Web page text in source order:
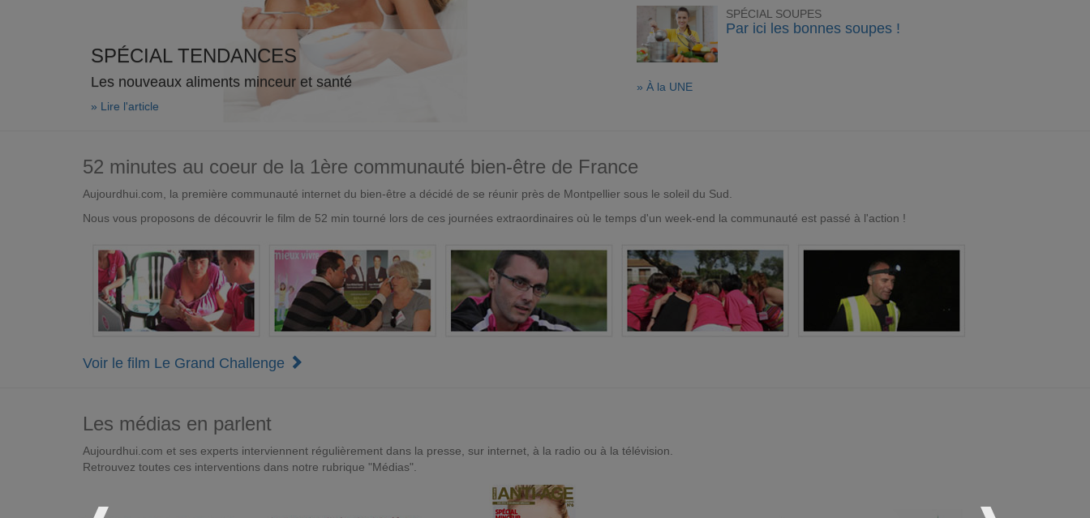
SPÉCIAL TENDANCES
Les nouveaux aliments minceur et santé
» Lire l'article
SPÉCIAL SOUPES
Par ici les bonnes soupes !
» À la UNE
52 minutes au coeur de la 1ère communauté bien-être de France
Aujourdhui.com, la première communauté internet du bien-être a décidé de se réunir près de Montpellier sous le soleil du Sud.
Nous vous proposons de découvrir le film de 52 min tourné lors de ces journées extraordinaires où le temps d'un week-end la communauté est passé à l'action !
Voir le film Le Grand Challenge
Les médias en parlent
Aujourdhui.com et ses experts interviennent régulièrement dans la presse, sur internet, à la radio ou à la télévision.
Retrouvez toutes ces interventions dans notre rubrique "Médias".